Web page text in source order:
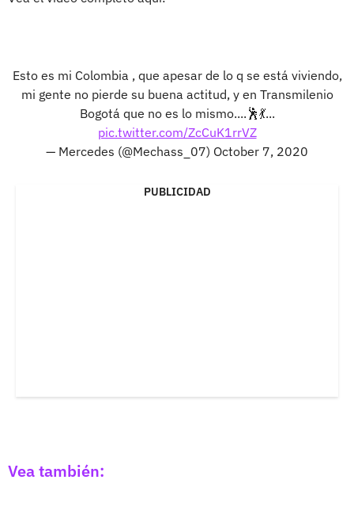
Esto es mi Colombia , que apesar de lo q se está viviendo,
mi gente no pierde su buena actitud, y en Transmilenio
Bogotá que no es lo mismo....🕺💃...
pic.twitter.com/ZcCuK1rrVZ
— Mercedes (@Mechass_07) October 7, 2020
PUBLICIDAD
Vea también: